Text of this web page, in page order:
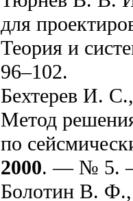
для
Теория и
96–102.
Бехтерев И. С.,
Метод
по
2000. — № 5.
Болотин В. Ф.,